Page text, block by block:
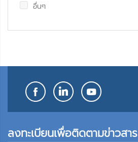
อื่นๆ
ลงทะเบียนเพื่อติดตามข่าวสาร